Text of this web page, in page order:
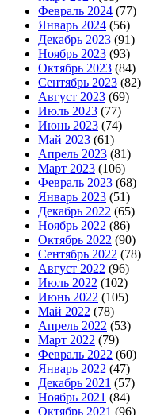
Февраль 2024 (77)
Январь 2024 (56)
Декабрь 2023 (91)
Ноябрь 2023 (93)
Октябрь 2023 (84)
Сентябрь 2023 (82)
Август 2023 (69)
Июль 2023 (77)
Июнь 2023 (74)
Май 2023 (61)
Апрель 2023 (81)
Март 2023 (106)
Февраль 2023 (68)
Январь 2023 (51)
Декабрь 2022 (65)
Ноябрь 2022 (86)
Октябрь 2022 (90)
Сентябрь 2022 (78)
Август 2022 (96)
Июль 2022 (102)
Июнь 2022 (105)
Май 2022 (78)
Апрель 2022 (53)
Март 2022 (79)
Февраль 2022 (60)
Январь 2022 (47)
Декабрь 2021 (57)
Ноябрь 2021 (84)
Октябрь 2021 (96)